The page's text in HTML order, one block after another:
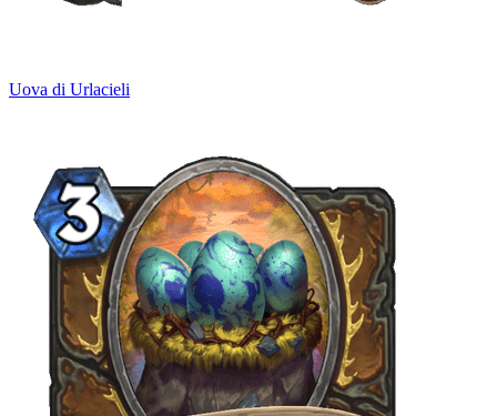
Uova di Urlacieli